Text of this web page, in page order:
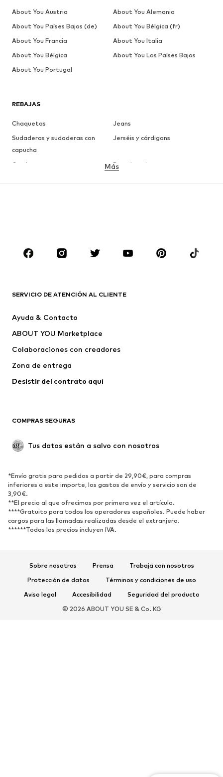
REBAJAS
Chaquetas
Jeans
Sudaderas y sudaderas con
capucha
Jerséis y cárdigans
Camisetas
Ropa interior
ROPA
Camisetas
Jeans
Pantalones
Ropa interior
Jerséis y cárdigans
Trajes y chaquetas
Ropa de baño
Nuevo
Tendencia
Zapatos bajos
Zapatos deportivos
Zapatos abiertos
DEPORTE
Ropa deportiva
Disciplinas deportivas
Complementos deportivos
COMPLEMENTOS
Más
SERVICIO DE ATENCIÓN AL CLIENTE
Ayuda & Contacto
ABOUT YOU Marketplace
Colaboraciones con creadores
Zona de entrega
Desistir del contrato aquí
COMPRAS SEGURAS
Tus datos están a salvo con nosotros
*Envío gratis para pedidos a partir de 29,90€, para compras
inferiores a este importe, los gastos de envío y servicio son de
3,90€.
**El precio al que ofrecimos por primera vez el artículo.
****Gratuito para todos los operadores españoles. Puede haber
cargos para las llamadas realizadas desde el extranjero.
******Todos los precios incluyen IVA.
Sobre nosotros Prensa
Trabaja con nosotros
Protección de datos
Términos y condiciones de uso
Aviso legal
Accesibilidad
Seguridad del producto
© 2026 ABOUT YOU SE & Co. KG
About You Austria
About You Alemania
About You Países Bajos (de)
About You Bélgica (fr)
About You Francia
About You Italia
About You Bélgica
About You Los Países Bajos
About You Portugal